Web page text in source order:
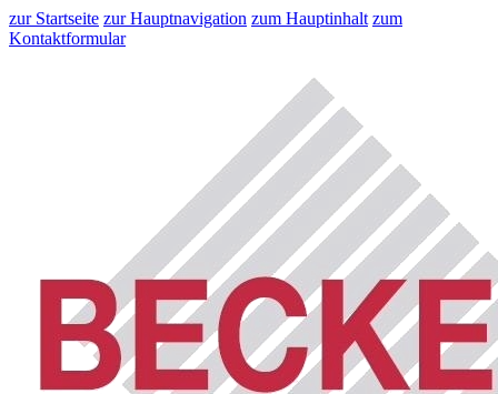
zur Startseite zur Hauptnavigation zum Hauptinhalt zum
Kontaktformular